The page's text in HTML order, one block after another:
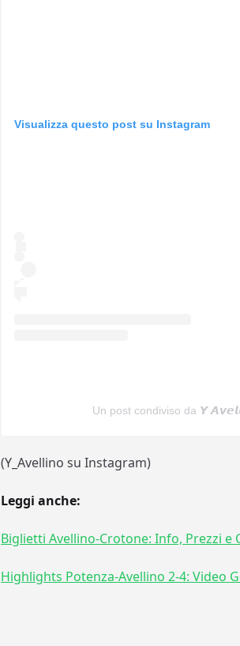
Visualizza questo post su Instagram
Un post condiviso da 𝙔
(Y_Avellino su Instagram)
Leggi anche:
Biglietti Avellino-Crotone: Info, Prezzi e
Highlights Potenza-Avellino 2-4: Video